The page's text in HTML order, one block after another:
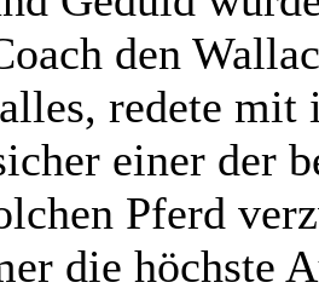
den
redete mit
einer der
Pferd
die höchste